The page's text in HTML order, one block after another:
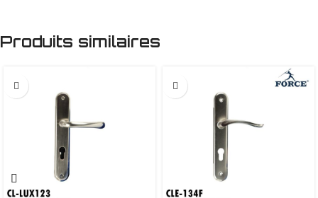
Produits similaires